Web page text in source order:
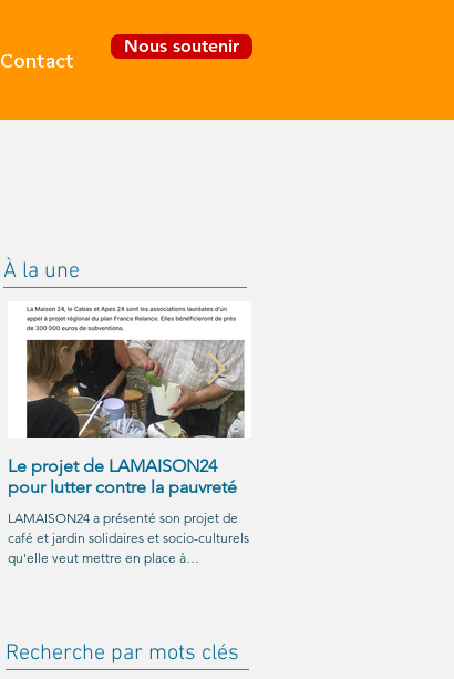
À la une
Le projet de LAMAISON24
pour lutter contre la pauvreté
LAMAISON24 a présenté son projet de
café et jardin solidaires et socio-culturels
qu'elle veut mettre en place à
Recherche par mots clés
Contact
Nous soutenir